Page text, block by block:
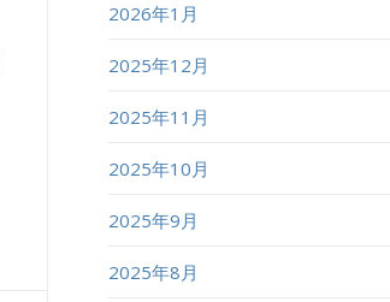
2026年1月
2025年12月
2025年11月
2025年10月
2025年9月
2025年8月